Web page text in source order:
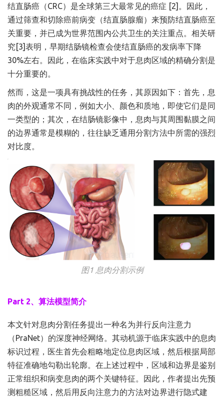
结直肠癌（CRC）是全球第三大最常见的癌症 [2]。因此，
通过筛查和切除癌前病变（结直肠腺瘤）来预防结直肠癌至
关重要，并已成为世界范围内公共卫生的关注重点。相关研
究[3]表明，早期结肠镜检查会使结直肠癌的发病率下降
30%左右。因此，在临床实践中对于息肉区域的精确分割是
十分重要的。
然而，这是一项具有挑战性的任务，其原因如下：首先，息
肉的外观通常不同，例如大小、颜色和质地，即使它们是同
一类型的；其次，在结肠镜影像中，息肉与其周围黏膜之间
的边界通常是模糊的，往往缺乏通用分割方法中所需的强烈
对比度。
图1 息肉分割示例
Part 2、算法模型简介
本文针对息肉分割任务提出一种名为并行反向注意力
（PraNet）的深度神经网络。其动机源于临床实践中的息肉
标识过程，医生首先会粗略地定位息肉区域，然后根据局部
特征准确地勾勒出轮廓。在上述过程中，区域和边界是鉴别
正常组织和病变息肉的两个关键特征。因此，作者提出先预
测粗糙区域，然后用反向注意力的方法对边界进行隐式建